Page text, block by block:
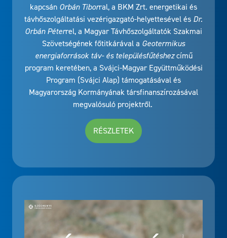
kapcsán Orbán Tiborral, a BKM Zrt. energetikai és
távhőszolgáltatási vezérigazgató-helyettesével és Dr.
Orbán Péterrel, a Magyar Távhőszolgáltatók Szakmai
Szövetségének főtitkárával a Geotermikus
energiaforrások táv- és településfűtéshezcímű
program keretében, a Svájci-Magyar Együttműködési
Program (Svájci Alap) támogatásával és
Magyarország Kormányának társfinanszírozásával
megvalósuló projektről.
RÉSZLETEK